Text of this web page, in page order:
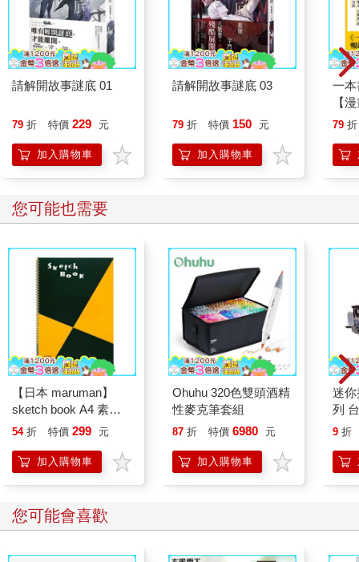
請解開故事謎底 01
79 折 特價 229 元
加入購物車
請解開故事謎底 03
79 折 特價 150 元
加入購物車
一
【
行
「
學方
79 折
您可能也需要
【日本 maruman】
sketch book A4 素描
本 繪圖本 空白繪圖本
54 折 特價 299 元
加入購物車
Ohuhu 320色雙頭酒精
性麥克筆套組
87 折 特價 6980 元
加入購物車
迷
列
9 折
您可能會喜歡